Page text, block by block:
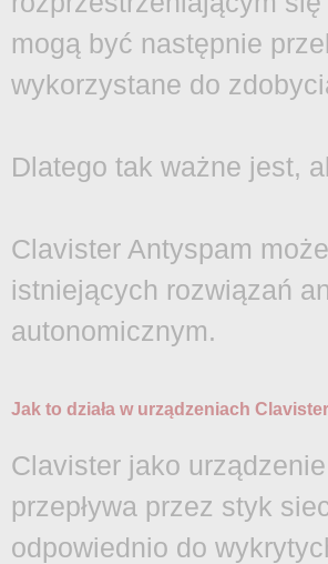
mogą być następnie
wykorzystane do
Dlatego tak ważne jest,
Clavister Antyspam
istniejących rozwiązań
autonomicznym.
Jak to działa w urządzeniach
Clavister jako
przepływa przez styk
odpowiednio do